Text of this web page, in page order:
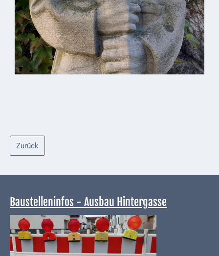
Allgemeine
Infos
Elternausschuss
Zurück
Baustelleninfos - Ausbau Hintergasse